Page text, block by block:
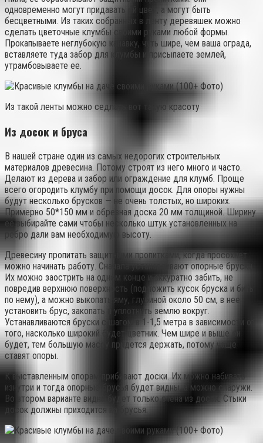
одновременно могут придавать ей цвет, а могут быть
бесцветными. Из таких собранных в ленту деревяшек можно
сделать цветочные клумбы своими руками любой формы.
Прокапываете неглубокую канавку, чуть шире, чем ваша ограда,
вставляете туда забор для клумбы и присыпаете землей,
утрамбовываете ее.
Из такой ленты можно седлать вот такую красоту
Из досок и бруса
В нашей стране один из самых недорогих строительных
материалов древесина. Потому строят из него много и часто.
Делают из дерева и забор или ограждение для клумб. Проще
всего огородить клумбу при помощи досок. Для опоры нужны
будут несколько брусков — не очень толстых, но широких.
Примерно 50*150 мм и обрезная доска 20 мм толщиной. Ширину
ее выбирайте сами чтобы несколько штук установленных на
ребро дали вам необходимую высоту.
Древесину пропитать защитными пропитками, когда просохнет
можно начинать работу. Сначала устанавливают опорные бруски.
Их можно заострить на одном конце и аккуратно забить, не
повредив верхнюю поверхность (подложить кусок бруска и бить
по нему), а можно выкопать яму, глубиной около 50 см, в нее
установить брус, закопать и уплотнить землю вокруг.
Устанавливаются бруски с шагом в 1-1,5 метра в зависимости от
того, насколько широкий будет цветник. Чем шире и выше он
будет, тем большую массу придется держать, потому чаще
ставят опоры.
К выставленным опорам прибивают доски. Их можно набивать
изнутри и тогда опорные брусья будет видны, а можно снаружи.
Во втором варианте видна будет только стена из досок. Стыки
досок должны приходится на брусья.